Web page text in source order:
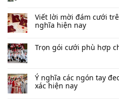
Viết lời mời đám cưới
nghĩa hiện nay
Trọn gói cưới phù hợp
Ý nghĩa các ngón tay
xác hiện nay